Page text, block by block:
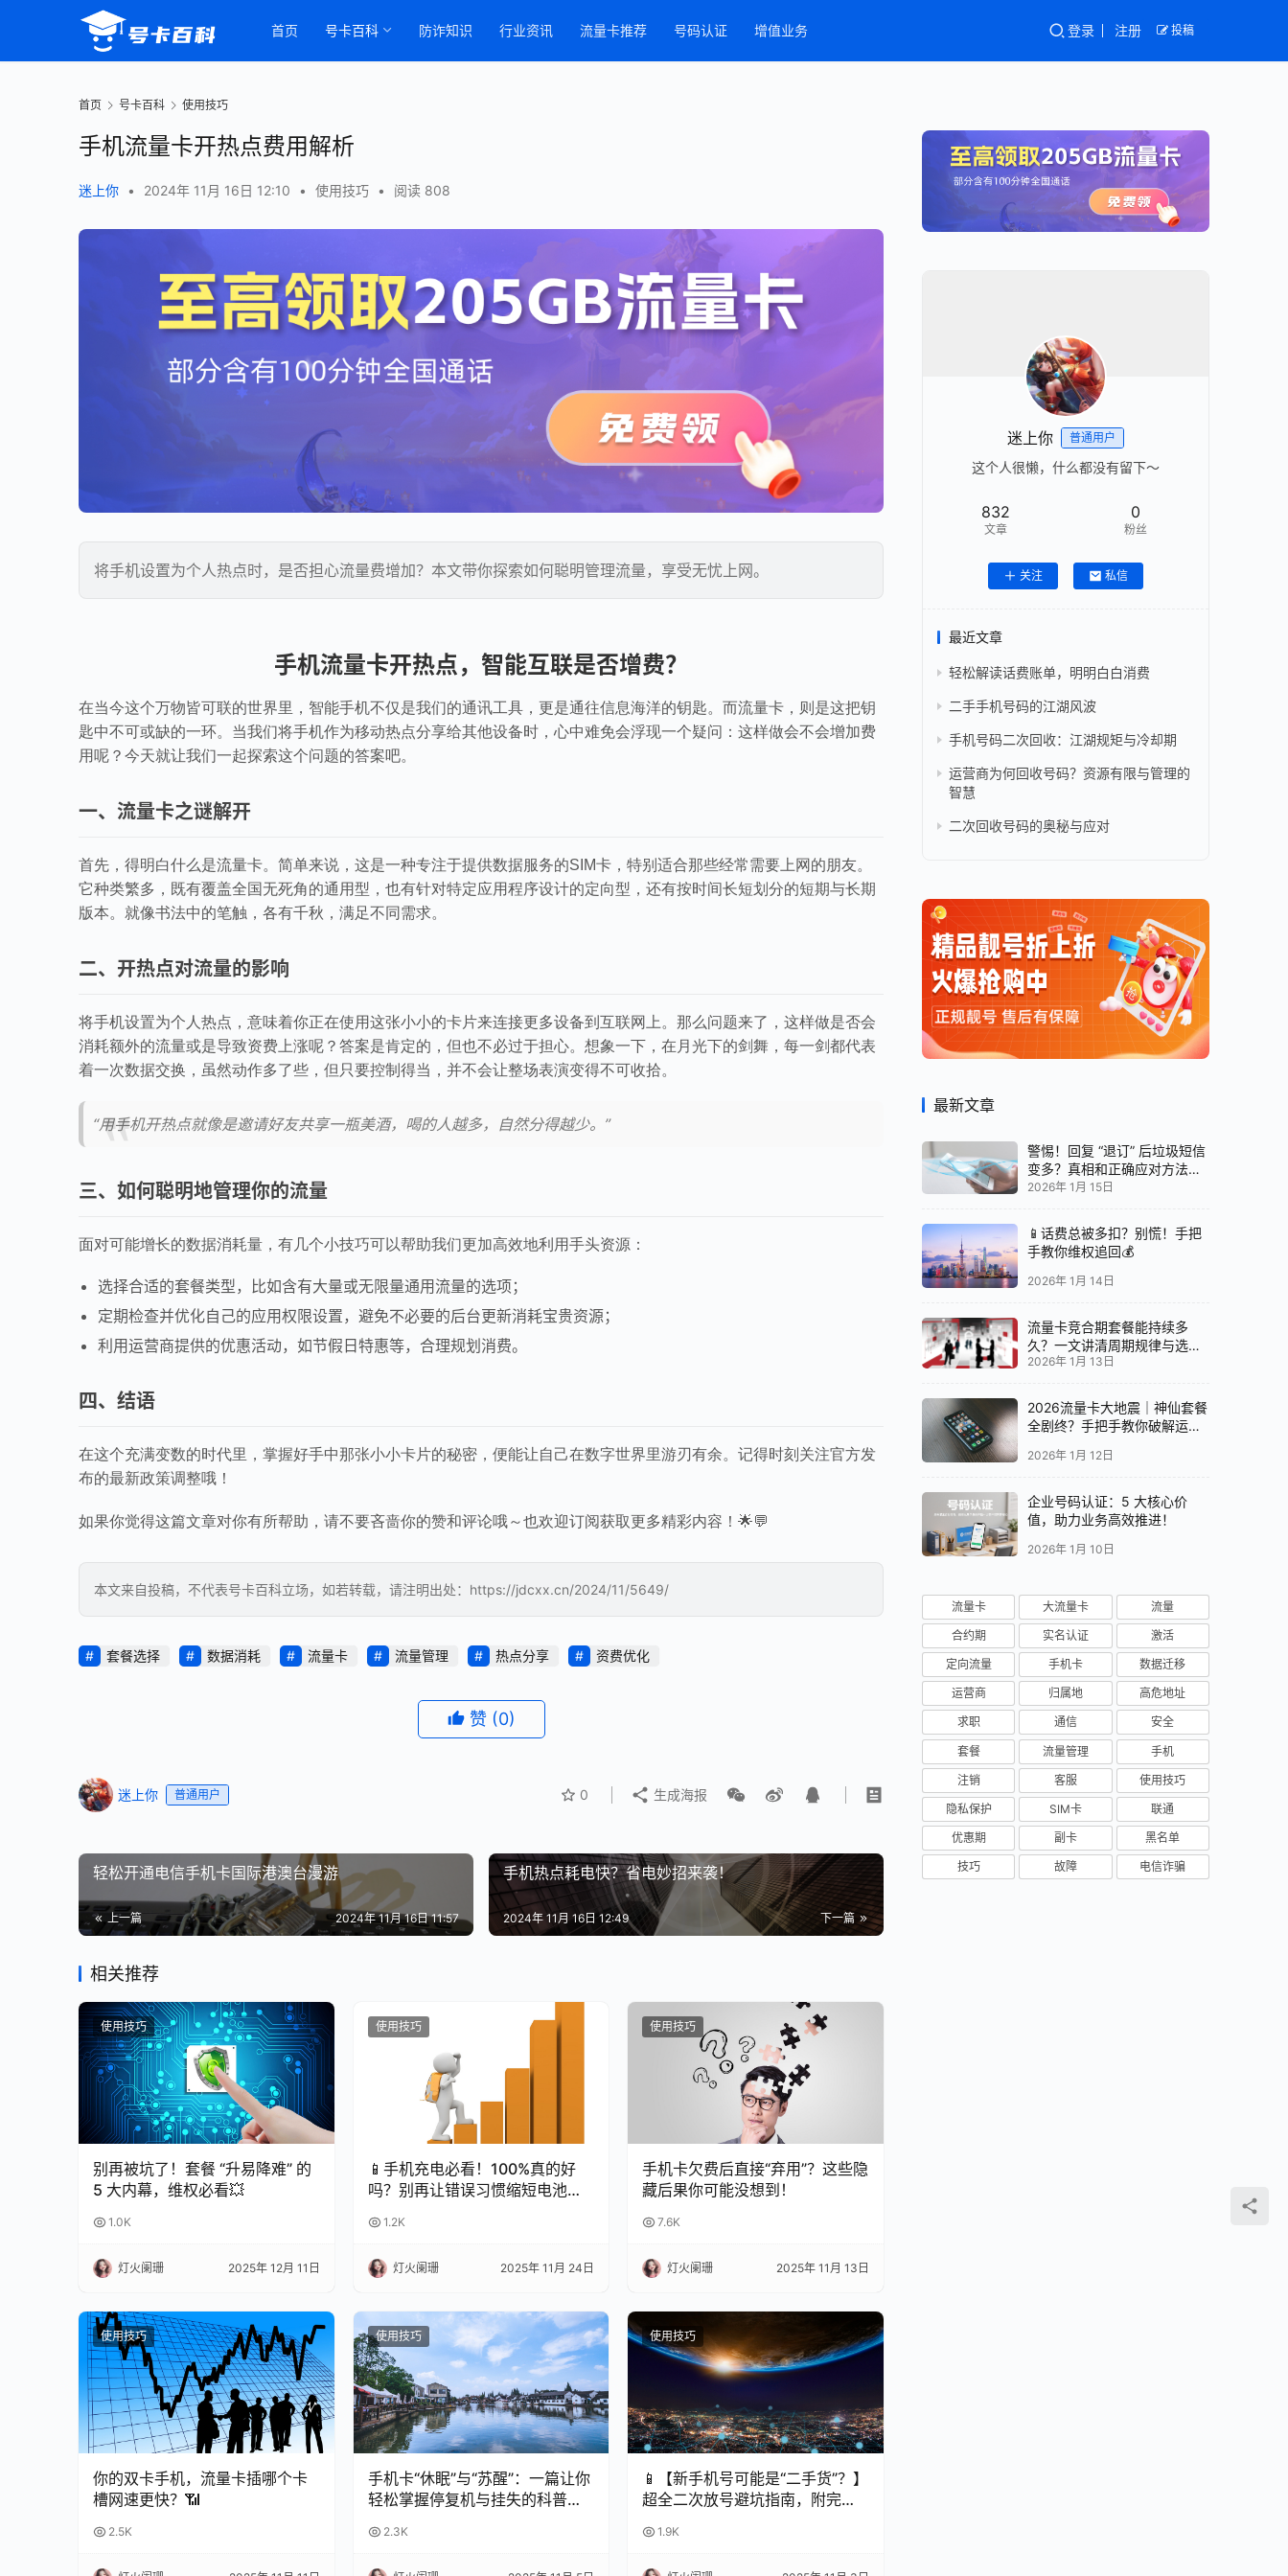
首页 号卡百科 防诈知识 行业资讯 流量卡推荐 号码认证 增值业务 登录 注册 投稿
首页 号卡百科 使用技巧
手机流量卡开热点费用解析
迷上你 • 2024年 11月 16日 12:10 • 使用技巧 • 阅读 808
将手机设置为个人热点时，是否担心流量费增加？本文带你探索如何聪明管理流量，享受无忧上网。
手机流量卡开热点，智能互联是否增费？
在当今这个万物皆可联的世界里，智能手机不仅是我们的通讯工具，更是通往信息海洋的钥匙。而流量卡，则是这把钥
匙中不可或缺的一环。当我们将手机作为移动热点分享给其他设备时，心中难免会浮现一个疑问：这样做会不会增加费
用呢？今天就让我们一起探索这个问题的答案吧。
一、流量卡之谜解开
首先，得明白什么是流量卡。简单来说，这是一种专注于提供数据服务的SIM卡，特别适合那些经常需要上网的朋友。
它种类繁多，既有覆盖全国无死角的通用型，也有针对特定应用程序设计的定向型，还有按时间长短划分的短期与长期
版本。就像书法中的笔触，各有千秋，满足不同需求。
二、开热点对流量的影响
将手机设置为个人热点，意味着你正在使用这张小小的卡片来连接更多设备到互联网上。那么问题来了，这样做是否会
消耗额外的流量或是导致资费上涨呢？答案是肯定的，但也不必过于担心。想象一下，在月光下的剑舞，每一剑都代表
着一次数据交换，虽然动作多了些，但只要控制得当，并不会让整场表演变得不可收拾。
“用手机开热点就像是邀请好友共享一瓶美酒，喝的人越多，自然分得越少。”
三、如何聪明地管理你的流量
面对可能增长的数据消耗量，有几个小技巧可以帮助我们更加高效地利用手头资源：
选择合适的套餐类型，比如含有大量或无限量通用流量的选项；
定期检查并优化自己的应用权限设置，避免不必要的后台更新消耗宝贵资源；
利用运营商提供的优惠活动，如节假日特惠等，合理规划消费。
四、结语
在这个充满变数的时代里，掌握好手中那张小小卡片的秘密，便能让自己在数字世界里游刃有余。记得时刻关注官方发
布的最新政策调整哦！
如果你觉得这篇文章对你有所帮助，请不要吝啬你的赞和评论哦～也欢迎订阅获取更多精彩内容！🌟💬
本文来自投稿，不代表号卡百科立场，如若转载，请注明出处：https://jdcxx.cn/2024/11/5649/
套餐选择 数据消耗 流量卡 流量管理 热点分享 资费优化
赞 (0)
迷上你 普通用户 0 生成海报
轻松开通电信手机卡国际港澳台漫游
上一篇 2024年 11月 16日 11:57
手机热点耗电快？省电妙招来袭！
下一篇
2024年 11月 16日 12:49
相关推荐
使用技巧
别再被坑了！套餐 “升易降难” 的
5 大内幕，维权必看💥
1.0K
灯火阑珊 2025年 12月 11日
使用技巧
📱手机充电必看！100%真的好
吗？别再让错误习惯缩短电池寿
1.2K
灯火阑珊 2025年 11月 24日
使用技巧
手机卡欠费后直接“弃用”？这些隐
藏后果你可能没想到！
7.6K
灯火阑珊 2025年 11月 13日
使用技巧
你的双卡手机，流量卡插哪个卡
槽网速更快？📶
2.5K
使用技巧
手机卡“休眠”与“苏醒”：一篇让你
轻松掌握停复机与挂失的科普指
2.3K
使用技巧
📱【新手机号可能是“二手货”？】
超全二次放号避坑指南，附完美
1.9K
迷上你 普通用户
这个人很懒，什么都没有留下～
832
文章
0
粉丝
关注 私信
最近文章
轻松解读话费账单，明明白白消费
二手手机号码的江湖风波
手机号码二次回收：江湖规矩与冷却期
运营商为何回收号码？资源有限与管理的
智慧
二次回收号码的奥秘与应对
最新文章
警惕！回复 “退订” 后垃圾短信
变多？真相和正确应对方法都
在这
2026年 1月 15日
📱话费总被多扣？别慌！手把
手教你维权追回💰
2026年 1月 14日
流量卡竞合期套餐能持续多
久？一文讲清周期规律与选卡
时机
2026年 1月 13日
2026流量卡大地震｜神仙套餐
全剧终？手把手教你破解运营
2026年 1月 12日
企业号码认证：5 大核心价
值，助力业务高效推进！
2026年 1月 10日
流量卡 大流量卡 流量
合约期 实名认证 激活
定向流量 手机卡 数据迁移
运营商 归属地 高危地址
求职 通信 安全
套餐 流量管理 手机
注销 客服 使用技巧
隐私保护 SIM卡 联通
优惠期 副卡 黑名单
技巧 故障 电信诈骗